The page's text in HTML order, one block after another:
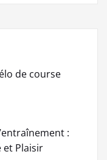
de course
:
et Plaisir